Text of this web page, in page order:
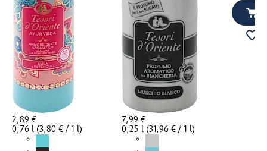
2,89 €
0,76 l (3,80 € / 1 l)
7,99 €
0,25 l (31,96 € / 1 l)